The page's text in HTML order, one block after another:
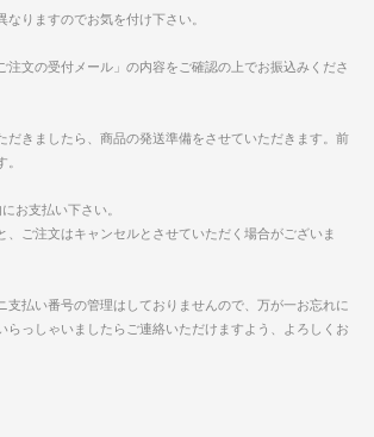
なりますのでお気を付け下さい。
注文の受付メール」の内容をご確認の上でお振込みくださ
だきましたら、商品の発送準備をさせていただきます。前
お支払い下さい。
、ご注文はキャンセルとさせていただく場合がございま
支払い番号の管理はしておりませんので、万が一お忘れに
らっしゃいましたらご連絡いただけますよう、よろしくお